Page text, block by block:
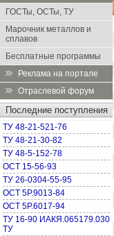
ГОСТы, ОСТы, ТУ
Марочник металлов и
сплавов
Бесплатные программы
Реклама на портале
Отраслевой форум
Последние поступления
ТУ 48-21-521-76
ТУ 48-21-30-82
ТУ 48-5-152-78
ОСТ 15-56-93
ТУ 26-0304-55-95
ОСТ 5Р.9013-84
ОСТ 5Р.6017-94
ТУ 16-90 ИАКЯ.065179.030
ТУ